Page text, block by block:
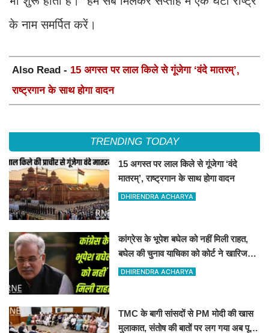
के नाम समर्पित करें।
Also Read - 15 अगस्त पर लाल किले से गूंजेगा ‘वंदे मातरम्’,
राष्ट्रगान के साथ होगा वादन
TRENDING TODAY
15 अगस्त पर लाल किले से गूंजेगा ‘वंदे
मातरम्’, राष्ट्रगान के साथ होगा वादन
DHIRENDRA ACHARYA
कांग्रेस के भूपेश बघेल को नहीं मिली राहत,
बघेल की चुनाव याचिका को कोर्ट ने खारिज
कर दिया
DHIRENDRA ACHARYA
TMC के बागी सांसदों से PM मोदी की खास
मुलाकात, संतोष की बातों पर लग गया अब पूरी